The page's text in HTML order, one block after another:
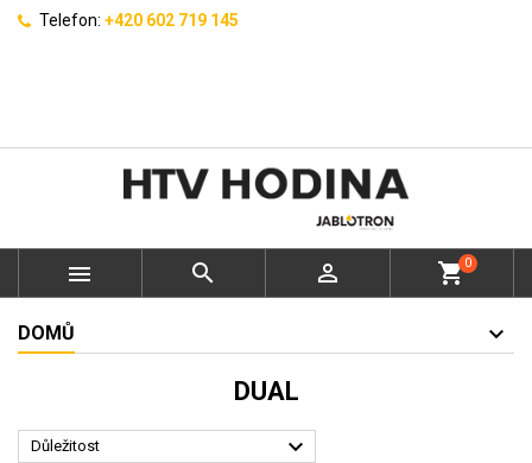
Telefon: +420 602 719 145
   shopping_cart0
DOMŮ
DUAL
Důležitost 